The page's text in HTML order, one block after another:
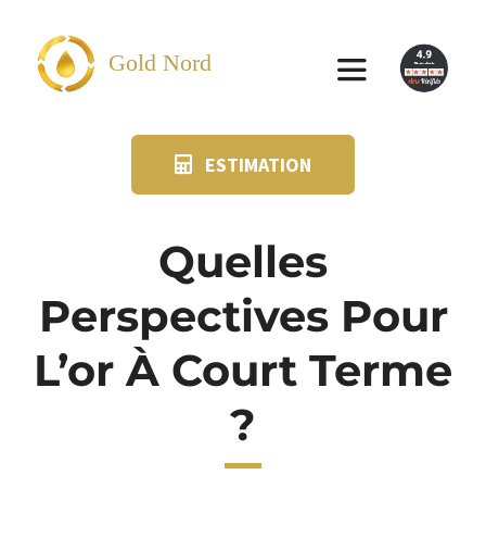
contenu
Gold Nord
Toggle
SUIVI KIT POSTAL
BLOG
ESTIMATION
Quelles
Perspectives Pour
L’or À Court Terme
?